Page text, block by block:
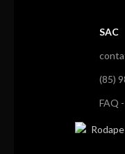
SAC
(85)
FAQ